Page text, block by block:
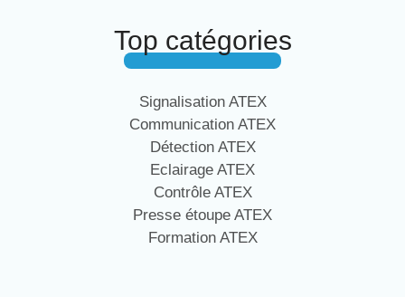
Top catégories
Signalisation ATEX
Communication ATEX
Détection ATEX
Eclairage ATEX
Contrôle ATEX
Presse étoupe ATEX
Formation ATEX